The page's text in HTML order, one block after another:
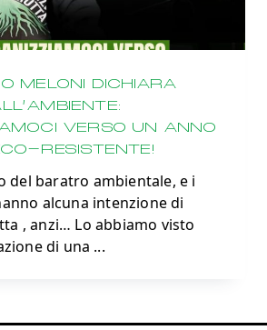
MELONI DICHIARA
VERSO UN ANNO
RESISTENTE!
del baratro ambientale, e i
alcuna intenzione di
, anzi… Lo abbiamo visto
di una ...